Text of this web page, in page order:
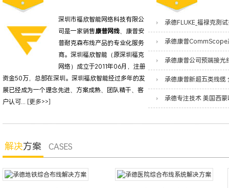
深圳市福欣智能网络科技有限公
司是一家销售康普网线、康普安
普耐克森布线产品的专业化服务
商。深圳福欣智能（原深圳福克
网络）成立于2011年06月，注册
资金50万，总部在深圳。深圳福欣智能经过多年的发
展已经成为一个理念先进、方案成熟、团队精干、客
户认可... [更多>>]
解决方案 CASES